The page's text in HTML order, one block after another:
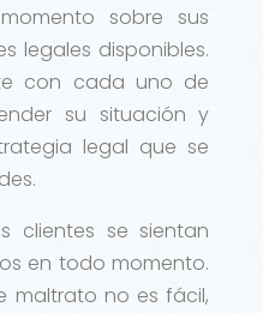
sobre sus
legales disponibles.
con cada uno de
su situación y
legal que se
clientes se sientan
en todo momento.
maltrato no es fácil,